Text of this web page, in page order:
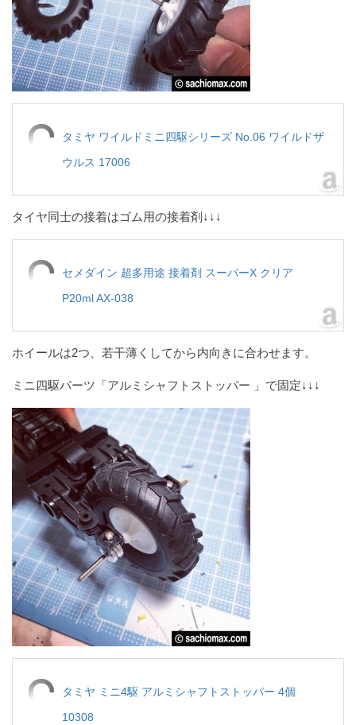
タミヤ ワイルドミニ四駆シリーズ No.06 ワイルドザ
ウルス 17006
タイヤ同士の接着はゴム用の接着剤↓↓↓
セメダイン 超多用途 接着剤 スーパーX クリア
P20ml AX-038
ホイールは2つ、若干薄くしてから内向きに合わせます。
ミニ四駆パーツ「アルミシャフトストッパー 」で固定↓↓↓
タミヤ ミニ4駆 アルミシャフトストッパー 4個
10308